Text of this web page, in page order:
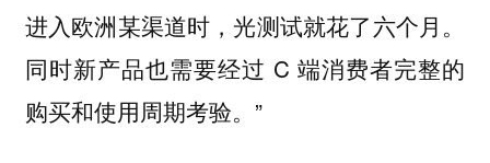
进入欧洲某渠道时，光测试就花了六个月。
同时新产品也需要经过 C 端消费者完整的
购买和使用周期考验。”